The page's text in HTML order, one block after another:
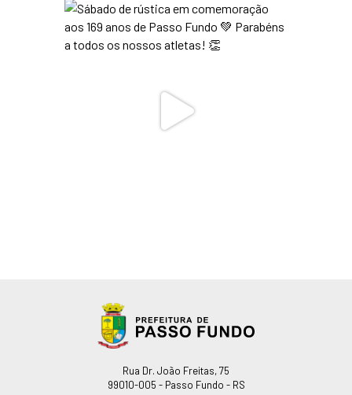
Endereço
Rua Dr. João Freitas, 75
99010-005 - Passo Fundo - RS